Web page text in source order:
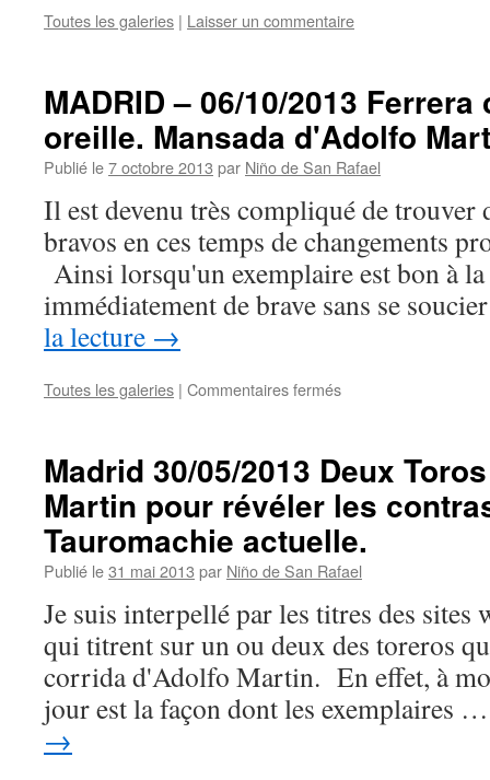
Toutes les galeries | Laisser un commentaire
MADRID – 06/10/2013
oreille. Mansada d'Adolfo
Publié le7 octobre 2013 par Niño de San Rafael
Il est devenu très compliqué de trouver
bravos en ces temps de changements
Ainsi lorsqu'un exemplaire est bon à
immédiatement de brave sans se
la lecture →
Toutes les galeries | Commentaires ferméssur
Ferrera
controverse
et
oreille.
Mansada
d'Adolfo
Martin.
Madrid 30/05/2013 Deux
Martin pour révéler les
Tauromachie actuelle.
Publié le31 mai 2013 par Niño de San Rafael
Je suis interpellé par les titres des sites
qui titrent sur un ou deux des toreros
corrida d'Adolfo Martin. En effet, à
jour est la façon dont les exemplaires
→